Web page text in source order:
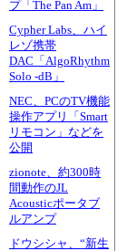
プ「The Pan Am」
Cypher Labs、ハイ
レゾ携帯
DAC「AlgoRhythm
Solo -dB」
NEC、PCのTV機能
操作アプリ「Smart
リモコン」などを
公開
zionote、約300時
間動作のJL
Acousticポータブ
ルアンプ
ドウシシャ、“新生